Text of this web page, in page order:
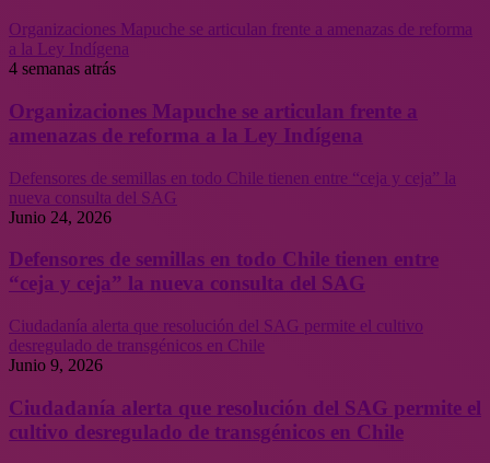
Organizaciones Mapuche se articulan frente a amenazas de reforma
a la Ley Indígena
4 semanas atrás
Organizaciones Mapuche se articulan frente a
amenazas de reforma a la Ley Indígena
Defensores de semillas en todo Chile tienen entre “ceja y ceja” la
nueva consulta del SAG
Junio 24, 2026
Defensores de semillas en todo Chile tienen entre
“ceja y ceja” la nueva consulta del SAG
Ciudadanía alerta que resolución del SAG permite el cultivo
desregulado de transgénicos en Chile
Junio 9, 2026
Ciudadanía alerta que resolución del SAG permite el
cultivo desregulado de transgénicos en Chile